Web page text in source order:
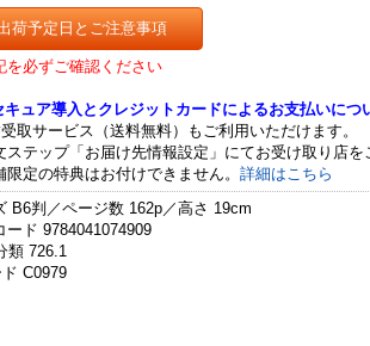
荷予定日とご注意事項
を必ずご確認ください
キュア導入とクレジットカードによるお支払いにつ
取サービス（送料無料）もご利用いただけます。
ステップ「お届け先情報設定」にてお受け取り店
限定の特典はお付けできません。 詳細はこちら
B6判／ページ数 162p／高さ 19cm
ード 9784041074909
類 726.1
C0979